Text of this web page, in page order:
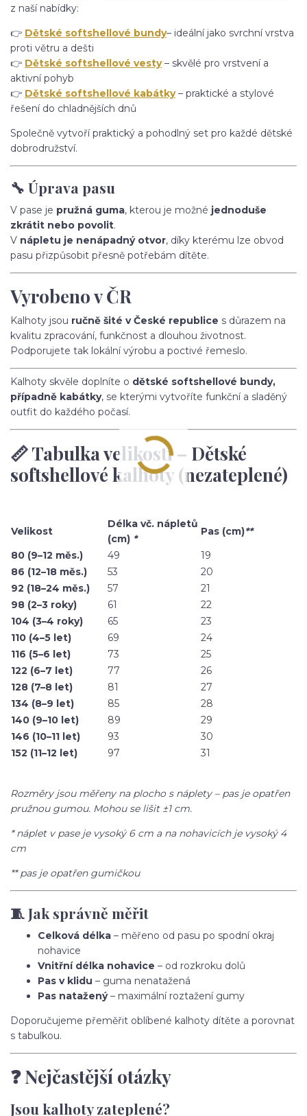
z naší nabídky:
👉 Dětské softshellové bundy– ideální jako svrchní vrstva
proti větru a dešti
👉 Dětské softshellové vesty– skvělé pro vrstvení a
aktivní pohyb
👉 Dětské softshellové kabátky– praktické a stylové
řešení do chladnějších dnů
Společně vytvoří praktický a pohodlný set pro každé dětské
dobrodružství.
🔧 Úprava pasu
V pase je pružná guma, kterou je možné jednoduše
zkrátit nebo povolit.
V nápletu je nenápadný otvor, díky kterému lze obvod
pasu přizpůsobit přesně potřebám dítěte.
Vyrobeno v ČR
Kalhoty jsou ručně šité v České republice s důrazem na
kvalitu zpracování, funkčnost a dlouhou životnost.
Podporujete tak lokální výrobu a poctivé řemeslo.
Kalhoty skvěle doplníte o dětské softshellové bundy,
případně kabátky, se kterými vytvoříte funkční a sladěný
outfit do každého počasí.
📏 Tabulka velikostí – Dětské
softshellové kalhoty (nezateplené)
Velikost
Délka vč. nápletů
(cm) *
Pas (cm)**
80 (9–12 měs.)
49
19
86 (12–18 měs.)
53
20
92 (18–24 měs.)
57
21
98 (2–3 roky)
61
22
104 (3–4 roky)
65
23
110 (4–5 let)
69
24
116 (5–6 let)
73
25
122 (6–7 let)
77
26
128 (7–8 let)
81
27
134 (8–9 let)
85
28
140 (9–10 let)
89
29
146 (10–11 let)
93
30
152 (11–12 let)
97 31
Rozměry jsou měřeny na plocho s náplety – pas je opatřen
pružnou gumou. Mohou se lišit ±1 cm.
* náplet v pase je vysoký 6 cm a na nohavicích je vysoký 4
cm
** pas je opatřen gumičkou
🧵 Jak správně měřit
Celková délka – měřeno od pasu po spodní okraj
nohavice
Vnitřní délka nohavice – od rozkroku dolů
Pas v klidu – guma nenatažená
Pas natažený– maximální roztažení gumy
Doporučujeme přeměřit oblíbené kalhoty dítěte a porovnat
s tabulkou.
❓ Nejčastější otázky
Jsou kalhoty zateplené?